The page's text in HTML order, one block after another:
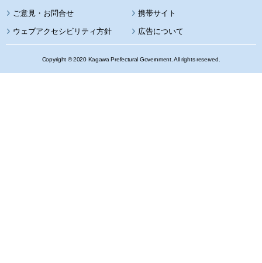
携帯サイト
ウェブアクセシビリティ方針 広告について
Copyright © 2020 Kagawa Prefectural Government. All rights reserved.